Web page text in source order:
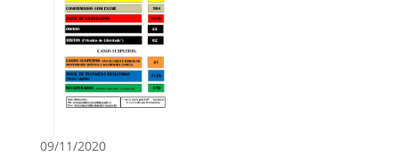
09/11/2020